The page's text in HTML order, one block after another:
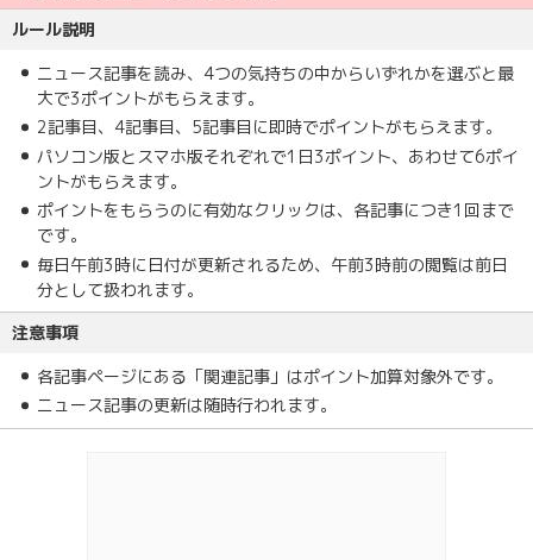
ルール説明
ニュース記事を読み、4つの気持ちの中からいずれかを選ぶと最
大で3ポイントがもらえます。
2記事目、4記事目、5記事目に即時でポイントがもらえます。
パソコン版とスマホ版それぞれで1日3ポイント、あわせて6ポイ
ントがもらえます。
ポイントをもらうのに有効なクリックは、各記事につき1回まで
です。
毎日午前3時に日付が更新されるため、午前3時前の閲覧は前日
分として扱われます。
注意事項
各記事ページにある「関連記事」はポイント加算対象外です。
ニュース記事の更新は随時行われます。